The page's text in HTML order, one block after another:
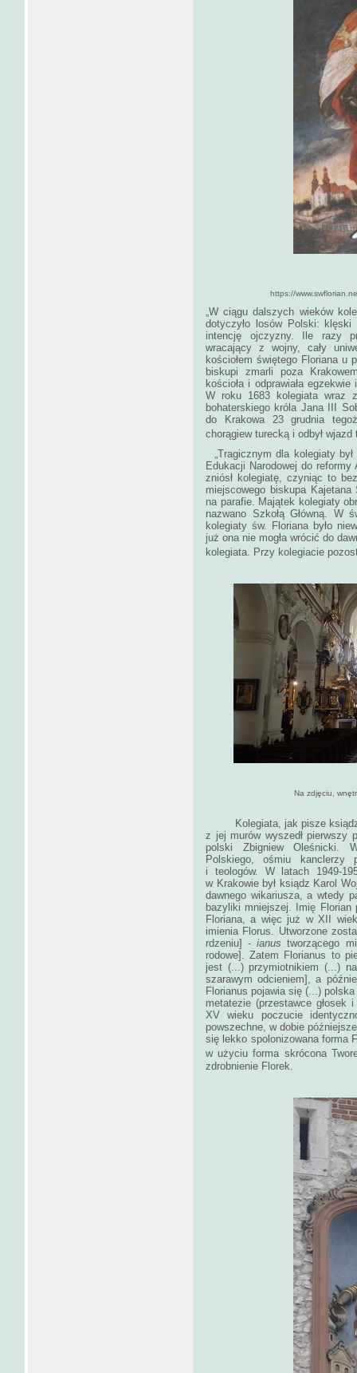
https://www.swflorian.net/
„W ciągu dalszych wieków
dotyczyło losów Polski:
intencję ojczyzny. Ile razy
wracający z wojny, cały
kościołem świętego Floriana
biskupi zmarli poza
kościoła i odprawiała
W roku 1683 kolegiata wraz
bohaterskiego króla Jana III
do Krakowa 23 grudnia
chorągiew turecką i odbył
„Tragicznym dla kolegiaty
Edukacji Narodowej do reformy
zniósł kolegiatę, czyniąc to
miejscowego biskupa Kajetana
na parafie. Majątek kolegiaty
nazwano Szkołą Głów­ną. W
kole­giaty św. Floriana było
już ona nie mogła wrócić do
kolegiata. Przy kolegiacie
Na zdjęciu, wnętrze
Kolegiata, jak pisze ksiądz
z jej murów wyszedł pierwszy
polski Zbigniew Oleśnicki.
Polskiego, ośmiu kanclerzy
i teologów. W latach 1949-
w Krakowie był ksiądz Karol
dawnego wikariusza, a wtedy
bazyliki mniejszej. Imię Florian
Floriana, a więc już w XII
imienia Florus. Utworzone
rdzeniu] ‑ianustworzącego
rodowe]. Zatem Florianus to
jest (...) przymiotnikiem (...)
szarawym odcieniem], a
Florianus pojawia się (...)
metatezie (przestawce głosek
XV wieku poczucie
powszechne, w dobie
się lekko spolonizowana forma
w użyciu forma skrócona
zdrobnienie Florek.